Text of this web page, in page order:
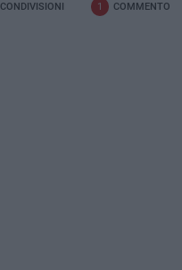
CONDIVISIONI 1 COMMENTO